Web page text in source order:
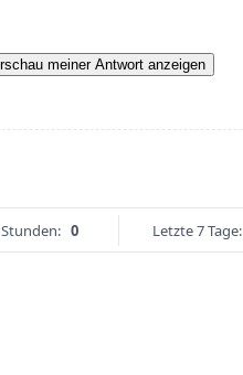
meiner Antwort anzeigen
0 Letzte 7 Tage: